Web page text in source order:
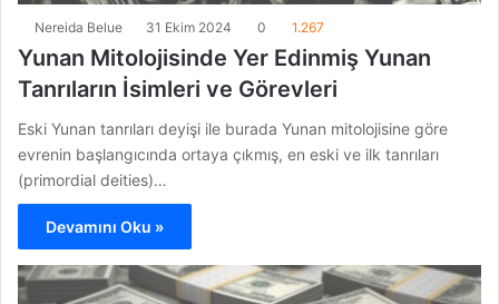
Nereida Belue 31 Ekim 2024 0 1.267
Yunan Mitolojisinde Yer Edinmiş Yunan
Tanrıların İsimleri ve Görevleri
Eski Yunan tanrıları deyişi ile burada Yunan mitolojisine göre
evrenin başlangıcında ortaya çıkmış, en eski ve ilk tanrıları
(primordial deities)…
Devamını Oku »